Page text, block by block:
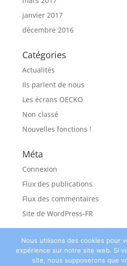
janvier 2017
décembre 2016
Catégories
Actualités
Ils parlent de nous
Les écrans OECKO
Non classé
Nouvelles fonctions !
Méta
Connexion
Flux des publications
Flux des commentaires
Site de WordPress-FR
© Oecko 2018 ||Kabolt -
Nous utilisons des cookies pour
expérience sur notre site web. Si
site, nous supposerons que